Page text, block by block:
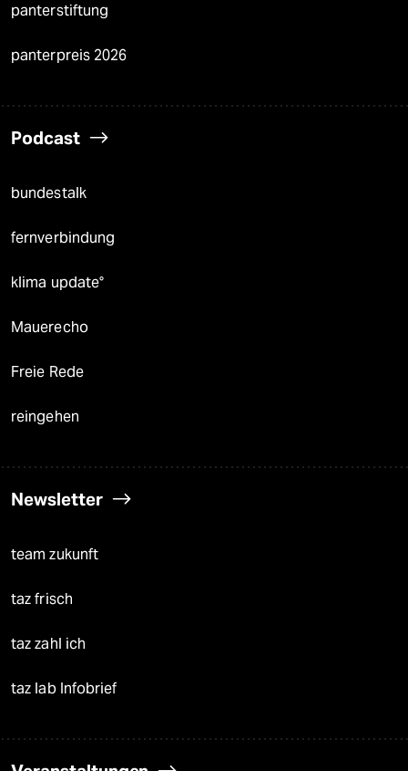
panterstiftung
panterpreis 2026
Podcast
bundestalk
fernverbindung
klima update°
Mauerecho
Freie Rede
reingehen
Newsletter
team zukunft
taz frisch
taz zahl ich
taz lab Infobrief